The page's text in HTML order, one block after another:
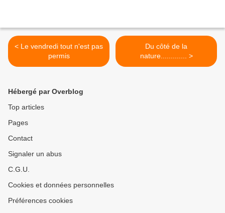
< Le vendredi tout n'est pas
permis
Du côté de la
nature............. >
Hébergé par Overblog
Top articles
Pages
Contact
Signaler un abus
C.G.U.
Cookies et données personnelles
Préférences cookies